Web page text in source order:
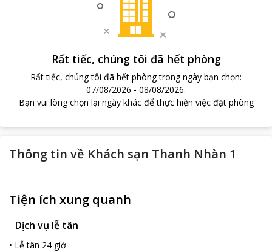
Rất tiếc, chúng tôi đã hết phòng
Rất tiếc, chúng tôi đã hết phòng trong ngày bạn chọn:
07/08/2026 - 08/08/2026.
Bạn vui lòng chọn lại ngày khác để thực hiện việc đặt phòng
Thông tin về Khách sạn Thanh Nhàn 1
Tiện ích xung quanh
Dịch vụ lễ tân
• Lễ tân 24 giờ